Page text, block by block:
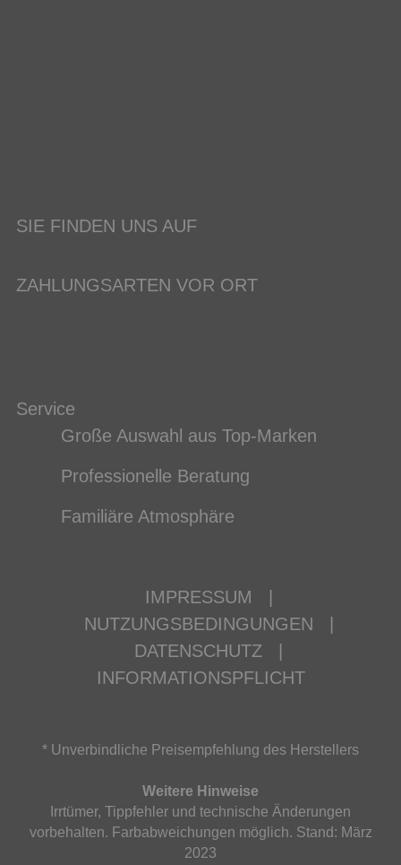
SIE FINDEN UNS AUF
ZAHLUNGSARTEN VOR ORT
Service
Große Auswahl aus Top-Marken
Professionelle Beratung
Familiäre Atmosphäre
IMPRESSUM
NUTZUNGSBEDINGUNGEN
DATENSCHUTZ
INFORMATIONSPFLICHT
* Unverbindliche Preisempfehlung des Herstellers
Weitere Hinweise
Irrtümer, Tippfehler und technische Änderungen
vorbehalten. Farbabweichungen möglich. Stand: März
2023